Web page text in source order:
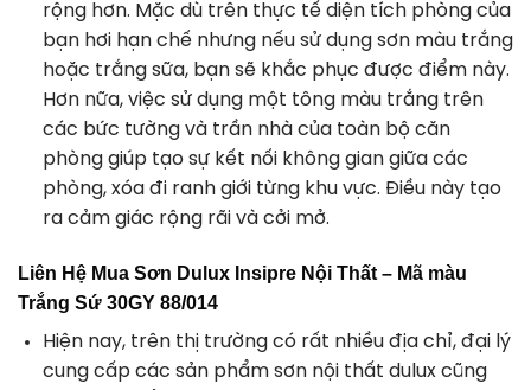
rộng hơn. Mặc dù trên thực tế diện tích phòng của
bạn hơi hạn chế nhưng nếu sử dụng sơn màu trắng
hoặc trắng sữa, bạn sẽ khắc phục được điểm này.
Hơn nữa, việc sử dụng một tông màu trắng trên
các bức tường và trần nhà của toàn bộ căn
phòng giúp tạo sự kết nối không gian giữa các
phòng, xóa đi ranh giới từng khu vực. Điều này tạo
ra cảm giác rộng rãi và cởi mở.
Liên Hệ Mua Sơn Dulux Insipre Nội Thất – Mã màu
Trắng Sứ 30GY 88/014
Hiện nay, trên thị trường có rất nhiều địa chỉ, đại lý
cung cấp các sản phẩmsơn nội thất duluxcũng